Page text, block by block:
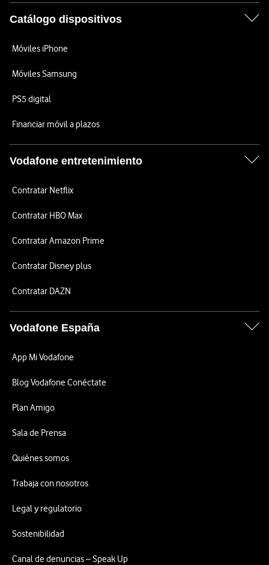
Catálogo dispositivos
Móviles iPhone
Móviles Samsung
PS5 digital
Financiar móvil a plazos
Vodafone entretenimiento
Contratar Netflix
Contratar HBO Max
Contratar Amazon Prime
Contratar Disney plus
Contratar DAZN
Vodafone España
App Mi Vodafone
Blog Vodafone Conéctate
Plan Amigo
Sala de Prensa
Quiénes somos
Trabaja con nosotros
Legal y regulatorio
Sostenibilidad
Canal de denuncias – Speak Up